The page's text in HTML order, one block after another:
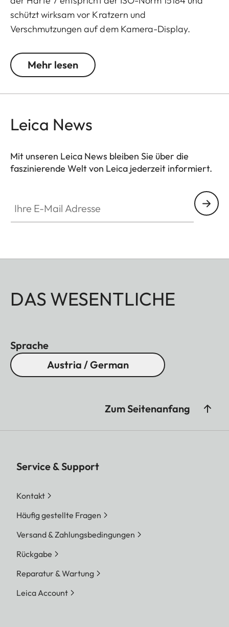
schützt wirksam vor Kratzern und
Verschmutzungen auf dem Kamera-Display.
selbst bei hellem Licht eine kontrastreiche
Bilddarstellung ohne störende Spiegelungen zu.
Mehr lesen
Leica News
Mit unseren Leica News bleiben Sie über die
faszinierende Welt von Leica jederzeit informiert.
DAS WESENTLICHE
Sprache
Austria / German
Zum Seitenanfang
Service & Support
Kontakt
Häufig gestellte Fragen
Versand & Zahlungsbedingungen
Rückgabe
Reparatur & Wartung
Leica Account